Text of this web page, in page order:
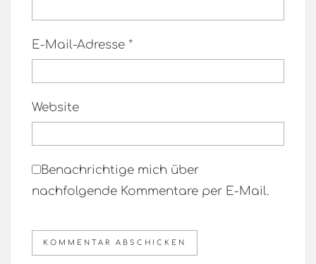
E-Mail-Adresse *
Website
Benachrichtige mich über
nachfolgende Kommentare per E-Mail.